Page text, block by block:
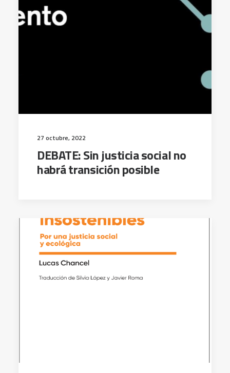
27 octubre, 2022
DEBATE: Sin justicia social no
habrá transición posible